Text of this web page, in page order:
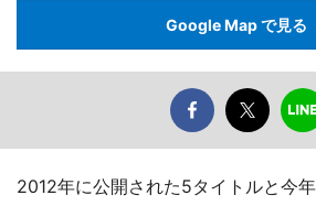
Google Map で見る
2012年に公開された5タイトルと今